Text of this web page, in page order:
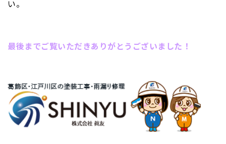
い。
最後までご覧いただきありがとうございました！